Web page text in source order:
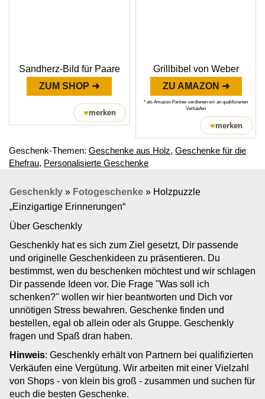
Sandherz-Bild für Paare
ZUM SHOP ➜
♥merken
Grillbibel von Weber
ZU AMAZON ➜
* als Amazon-Partner verdienen wir an qualifizierten
Verkäufen
♥merken
Geschenk-Themen: Geschenke aus Holz, Geschenke für die
Ehefrau, Personalisierte Geschenke
Geschenkly » Fotogeschenke » Holzpuzzle
„Einzigartige Erinnerungen“
Über Geschenkly
Geschenkly hat es sich zum Ziel gesetzt, Dir passende
und originelle Geschenkideen zu präsentieren. Du
bestimmst, wen du beschenken möchtest und wir schlagen
Dir passende Ideen vor. Die Frage "Was soll ich
schenken?" wollen wir hier beantworten und Dich vor
unnötigen Stress bewahren. Geschenke finden und
bestellen, egal ob allein oder als Gruppe. Geschenkly
fragen und Spaß dran haben.
Hinweis: Geschenkly erhält von Partnern bei qualifizierten
Verkäufen eine Vergütung. Wir arbeiten mit einer Vielzahl
von Shops - von klein bis groß - zusammen und suchen für
euch die besten Geschenke.